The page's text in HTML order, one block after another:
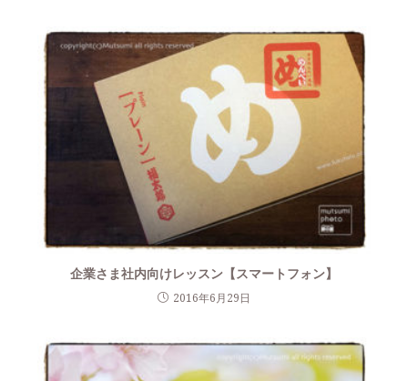
企業さま社内向けレッスン【スマートフォン】
2016年6月29日